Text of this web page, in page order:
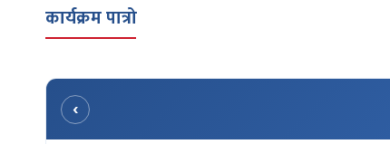
कार्यक्रम पात्रो
‹